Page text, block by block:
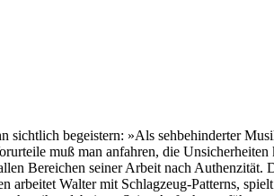
sichtlich begeistern: »Als sehbehinderter
muß man anfahren, die
Bereichen seiner Arbeit nach Authenzität.
Walter mit Schlagzeug-Patterns,